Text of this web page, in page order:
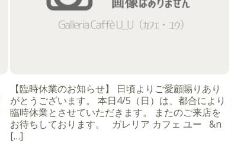
【臨時休業のお知らせ】 日頃よりご愛顧賜りあり
がとうございます。 本日4/5（日）は、都合により
臨時休業とさせていただきます。 またのご来店を
お待ちしております。 ガレリア カフェ ユー &n
[…]